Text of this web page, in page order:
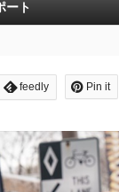
ート
feedly Pin it